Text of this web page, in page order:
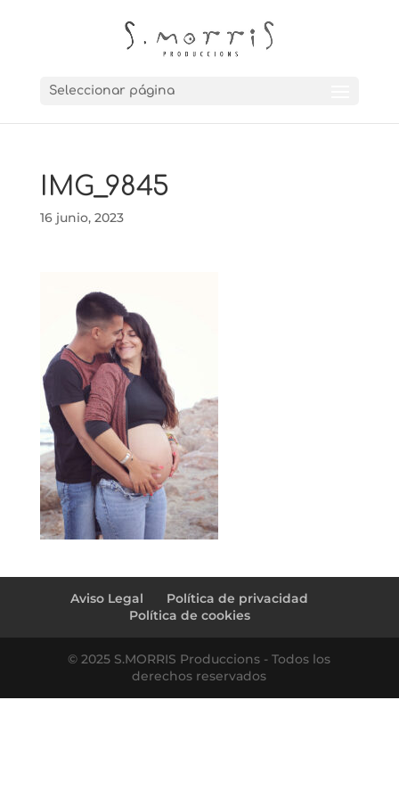
Seleccionar página
IMG_9845
16 junio, 2023
Aviso Legal
Política de privacidad
Política de cookies
© 2025 S.MORRIS Produccions - Todos los
derechos reservados